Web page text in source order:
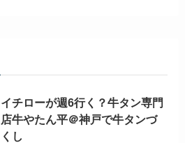
イチローが週6行く？牛タン専門
店牛やたん平＠神戸で牛タンづ
くし